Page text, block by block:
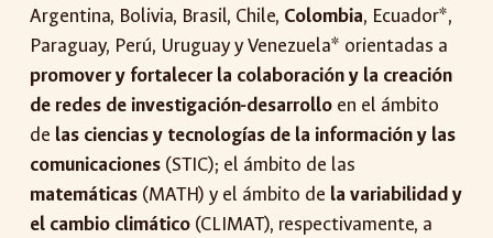
Argentina, Bolivia, Brasil, Chile, Colombia, Ecuador*,
Paraguay, Perú, Uruguay y Venezuela* orientadas a
promover y fortalecer la colaboración y la creación
de redes de investigación-desarrollo en el ámbito
de las ciencias y tecnologías de la información y las
comunicaciones (STIC); el ámbito de las
matemáticas (MATH) y el ámbito de la variabilidad y
el cambio climático (CLIMAT), respectivamente, a